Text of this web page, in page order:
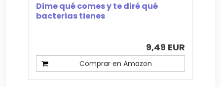
Dime qué comes y te diré qué
bacterias tienes
9,49 EUR
Comprar en Amazon